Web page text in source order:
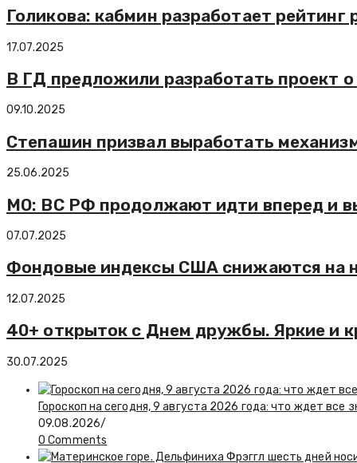
Голикова: кабмин разработает
17.07.2025
В ГД предложили разработать проект
09.10.2025
Степашин призвал выработать
25.06.2025
МО: ВС РФ продолжают идти вперед и
07.07.2025
Фондовые индексы США снижаются на
12.07.2025
40+ открыток с Днем дружбы. Яркие и
30.07.2025
Гороскоп на сегодня, 9 августа 2026 года: что ждет все
09.08.2026/
0 Comments